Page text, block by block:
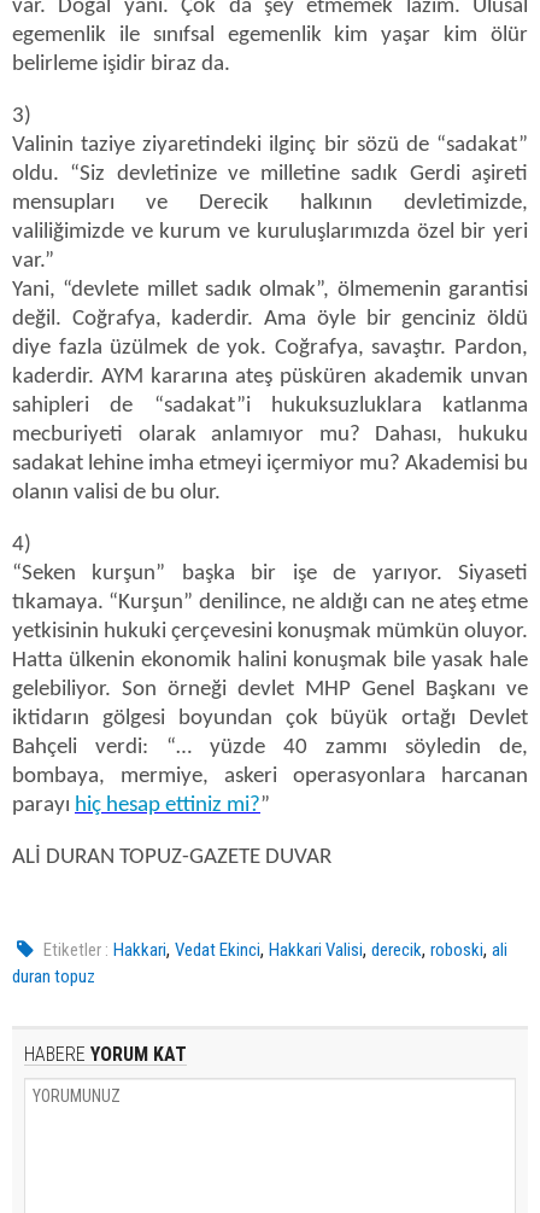
var. Doğal yani. Çok da şey etmemek lazım. Ulusal
egemenlik ile sınıfsal egemenlik kim yaşar kim ölür
belirleme işidir biraz da.
3)
Valinin taziye ziyaretindeki ilginç bir sözü de “sadakat”
oldu. “Siz devletinize ve milletine sadık Gerdi aşireti
mensupları ve Derecik halkının devletimizde,
valiliğimizde ve kurum ve kuruluşlarımızda özel bir yeri
var.”
Yani, “devlete millet sadık olmak”, ölmemenin garantisi
değil. Coğrafya, kaderdir. Ama öyle bir genciniz öldü
diye fazla üzülmek de yok. Coğrafya, savaştır. Pardon,
kaderdir. AYM kararına ateş püsküren akademik unvan
sahipleri de “sadakat”i hukuksuzluklara katlanma
mecburiyeti olarak anlamıyor mu? Dahası, hukuku
sadakat lehine imha etmeyi içermiyor mu? Akademisi bu
olanın valisi de bu olur.
4)
“Seken kurşun” başka bir işe de yarıyor. Siyaseti
tıkamaya. “Kurşun” denilince, ne aldığı can ne ateş etme
yetkisinin hukuki çerçevesini konuşmak mümkün oluyor.
Hatta ülkenin ekonomik halini konuşmak bile yasak hale
gelebiliyor. Son örneği devlet MHP Genel Başkanı ve
iktidarın gölgesi boyundan çok büyük ortağı Devlet
Bahçeli verdi: “… yüzde 40 zammı söyledin de,
bombaya, mermiye, askeri operasyonlara harcanan
parayı hiç hesap ettiniz mi?”
ALİ DURAN TOPUZ-GAZETE DUVAR
Etiketler : Hakkari,Vedat Ekinci,Hakkari Valisi,derecik,roboski,ali
duran topuz
HABERE YORUM KAT